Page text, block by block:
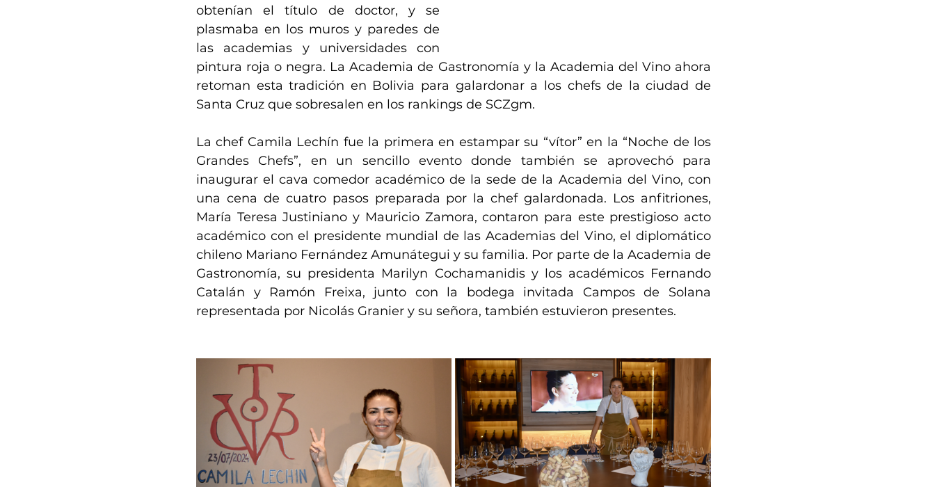
obtenían el título de doctor, y se
plasmaba en los muros y paredes de
las academias y universidades con
pintura roja o negra. La Academia de Gastronomía y la Academia del Vino ahora
retoman esta tradición en Bolivia para galardonar a los chefs de la ciudad de
Santa Cruz que sobresalen en los rankings de SCZgm.
La chef Camila Lechín fue la primera en estampar su “vítor” en la “Noche de los
Grandes Chefs”, en un sencillo evento donde también se aprovechó para
inaugurar el cava comedor académico de la sede de la Academia del Vino, con
una cena de cuatro pasos preparada por la chef galardonada. Los anfitriones,
María Teresa Justiniano y Mauricio Zamora, contaron para este prestigioso acto
académico con el presidente mundial de las Academias del Vino, el diplomático
chileno Mariano Fernández Amunátegui y su familia. Por parte de la Academia de
Gastronomía, su presidenta Marilyn Cochamanidis y los académicos Fernando
Catalán y Ramón Freixa, junto con la bodega invitada Campos de Solana
representada por Nicolás Granier y su señora, también estuvieron presentes.